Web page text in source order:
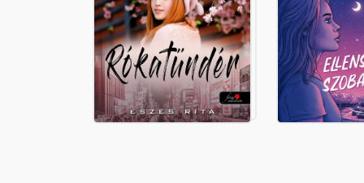
20. fejezet
Fejezet hossza: 00:07:43
21. fejezet
Fejezet hossza: 00:07:29